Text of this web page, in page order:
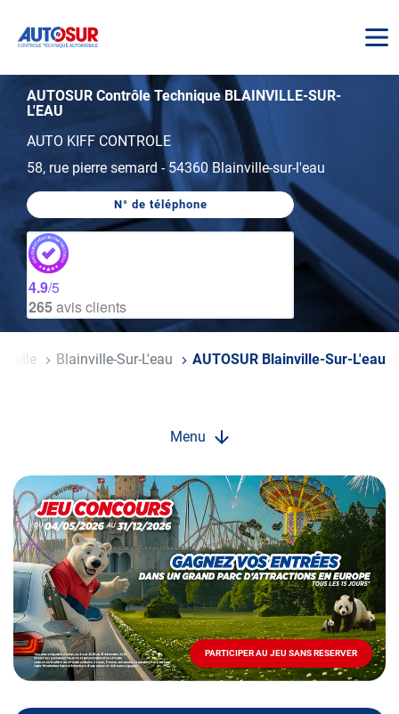
AUTOSUR Contrôle Technique BLAINVILLE-SUR-
L'EAU
AUTO KIFF CONTROLE
58, rue pierre semard -54360 Blainville-sur-l'eau
N° de téléphone
AFFICHER
BLAINVILLE-
SUR-
4.9/5
265avis clients
Blainville-Sur-L'eau AUTOSUR Blainville-Sur-L'eau
Menu
Opération
spéciale
Mai
-
Décembre
2026
Locations
PARTICIPER AU JEU SANS RESERVER
PARTICIPER
AU
JEU
RESERVER